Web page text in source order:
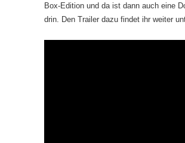
Box-Edition und da ist dann auch eine
drin. Den Trailer dazu findet ihr weiter